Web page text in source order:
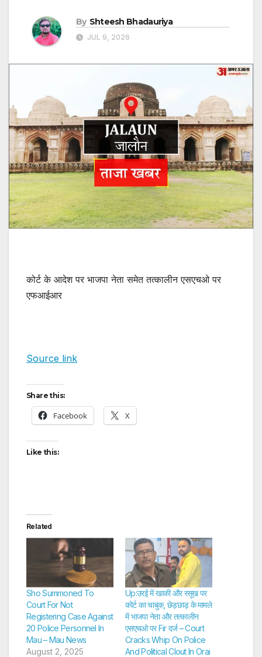
By Shteesh Bhadauriya
JUL 9, 2026
कोर्ट के आदेश पर भाजपा नेता समेत तत्कालीन एसएचओ पर
एफआईआर
Source link
Share this:
Facebook X
Like this:
Related
Sho Summoned To
Court For Not
Registering Case Against
20 Police Personnel In
Mau – Mau News
August 2, 2025
Up:उरई में खाकी और रसूख पर
कोर्ट का चाबुक, छेड़छाड़ के मामले
में भाजपा नेता और तत्कालीन
एसएचओ पर Fir दर्ज – Court
Cracks Whip On Police
And Political Clout In Orai